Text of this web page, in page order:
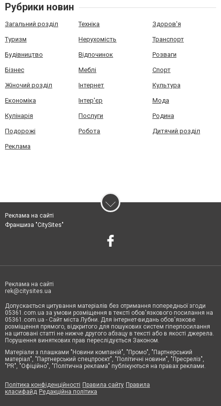
Рубрики новин
Загальний розділ Техніка Здоров'я
Туризм Нерухомість Транспорт
Будівництво Відпочинок Розваги
Бізнес Меблі Спорт
Жіночий розділ Інтернет Культура
Економіка Інтер'єр Мода
Кулінарія Послуги Родина
Подорожі Робота Дитячий розділ
Реклама
Реклама на сайті
Франшиза "CitySites"
Реклама на сайті
rek@citysites.ua
Допускається цитування матеріалів без отримання попередньої згоди
05361.com.ua за умови розміщення в тексті обов'язкового посилання на
05361.com.ua - Сайт міста Лубни. Для інтернет-видань обов'язкове
розміщення прямого, відкритого для пошукових систем гіперпосилання
на цитовані статті не нижче другого абзацу в тексті або в якості джерела.
Порушення виняткових прав переслідується Законом.
Матеріали з плашками "Новини компаній", "Промо", "Партнерський
матеріал", "Партнерський спецпроєкт", "Політичні новини", "Пресреліз",
"PR", "Офіційно", "Політична реклама" публікуються на правах реклами.
Політика конфіденційності Правила сайту Правила
класифайд Редакційна політика